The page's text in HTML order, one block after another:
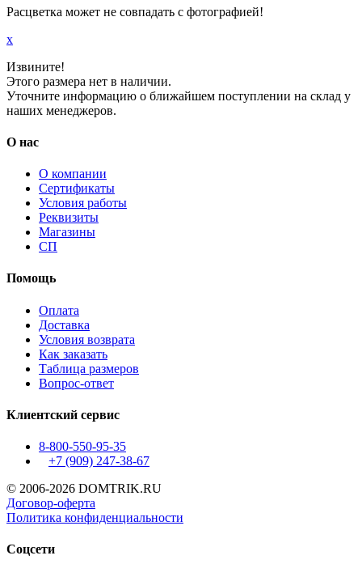
Расцветка может не совпадать с фотографией!
x
Извините!
Этого размера нет в наличии.
Уточните информацию о ближайшем поступлении на склад у
наших менеджеров.
О нас
О компании
Сертификаты
Условия работы
Реквизиты
Магазины
СП
Помощь
Оплата
Доставка
Условия возврата
Как заказать
Таблица размеров
Вопрос-ответ
Клиентский сервис
8-800-550-95-35
+7 (909) 247-38-67
© 2006-2026 DOMTRIK.RU
Договор-оферта
Политика конфиденциальности
Соцсети